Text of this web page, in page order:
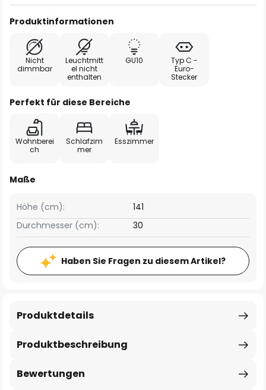
Produktinformationen
Nicht
dimmbar
Leuchtmitt
el nicht
enthalten
GU10
Typ C -
Euro-
Stecker
Perfekt für diese Bereiche
Wohnberei
ch
Schlafzim
mer
Esszimmer
Maße
Höhe (cm):
141
Durchmesser (cm):
30
Haben Sie Fragen zu diesem Artikel?
Produktbeschreibung
Produktdetails
Bewertungen